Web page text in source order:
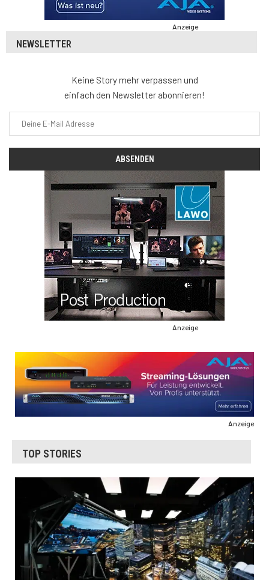
Anzeige
NEWSLETTER
Keine Story mehr verpassen und
einfach den Newsletter abonnieren!
Anzeige
Anzeige
TOP STORIES